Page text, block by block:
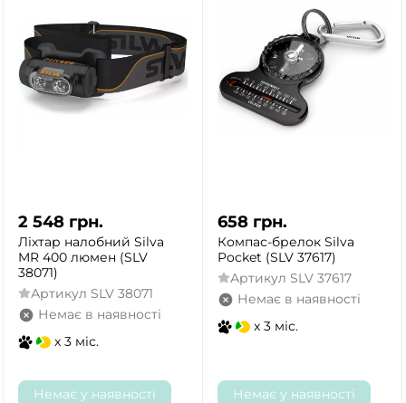
2 548 грн.
Ліхтар налобний Silva
MR 400 люмен (SLV
38071)
Артикул SLV 38071
Немає в наявності
x 3 міс.
Немає у наявності
658 грн.
Компас-брелок Silva
Pocket (SLV 37617)
Артикул SLV 37617
Немає в наявності
x 3 міс.
Немає у наявності